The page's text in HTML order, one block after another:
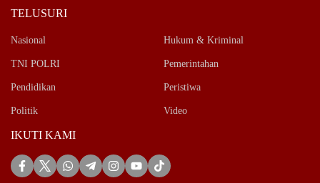
TELUSURI
Nasional Hukum & Kriminal
TNI POLRI Pemerintahan
Pendidikan Peristiwa
Politik Video
IKUTI KAMI